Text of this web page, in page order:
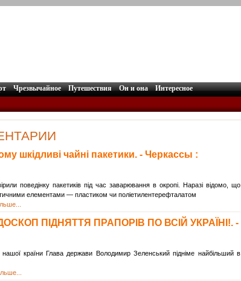
Чрезвычайное Путешествия Он и она Интересное
шкідливі чайні пакетики. - Черкассы :
поведінку пакетиків під час заварювання в окропі. Наразі відомо, що
елементами — пластиком чи поліетилентерефталатом
ПІДНЯТТЯ ПРАПОРІВ ПО ВСІЙ УКРАЇНІ!. -
країни Глава держави Володимир Зеленський підніме найбільший в